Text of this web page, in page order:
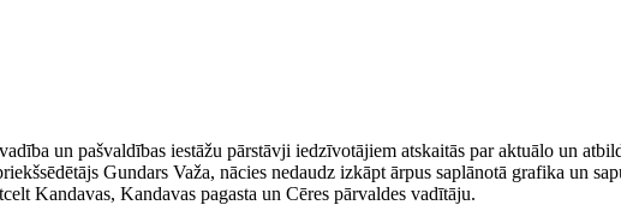
un pašvaldības iestāžu pārstāvji iedzīvotājiem atskaitās par aktuālo un
Gundars Važa, nācies nedaudz izkāpt ārpus saplānotā grafika un
Kandavas, Kandavas pagasta un Cēres pārvaldes vadītāju.